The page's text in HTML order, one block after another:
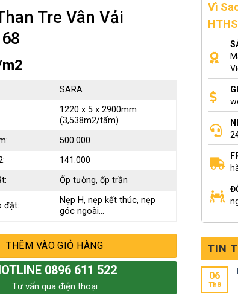
Vì
TIN
06
Th8
Tre Vân Vải
SARA
1220 x 5 x 2900mm
(3,538m2/tấm)
500.000
141.000
Ốp tường, ốp trần
đặt:
Nẹp H, nẹp kết thúc, nẹp
góc ngoài…
THÊM VÀO GIỎ HÀNG
0896 611 522
Tư vấn qua điện thoại